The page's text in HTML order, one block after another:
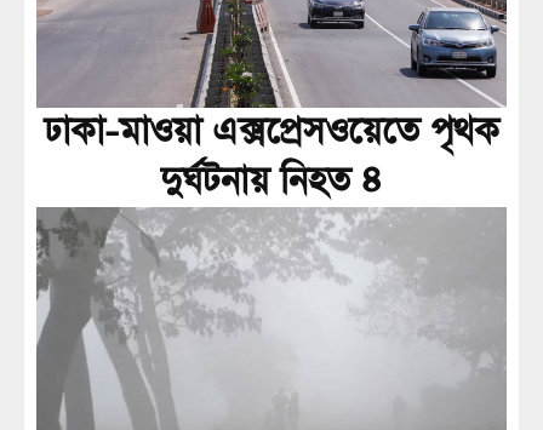
ঢাকা-মাওয়া এক্সপ্রেসওয়েতে পৃথক
দুর্ঘটনায় নিহত ৪